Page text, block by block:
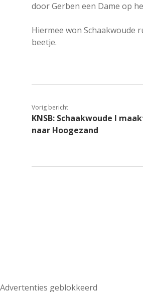
door Gerben een Dame op
Hiermee won Schaakwoude
beetje.
Vorig bericht
KNSB: Schaakwoude I
naar Hoogezand
Advertenties geblokkeerd